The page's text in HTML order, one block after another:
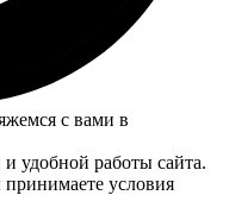
с вами в
удобной работы сайта.
условия